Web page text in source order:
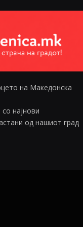
на Македонска
најнови
од нашиот град